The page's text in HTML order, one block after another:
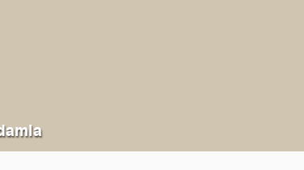
K7031